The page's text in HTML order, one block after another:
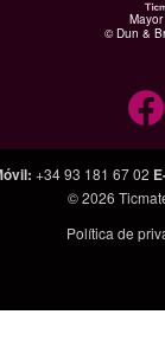
© Dun &
: +34 93 181 67 02
© 2026
Política de